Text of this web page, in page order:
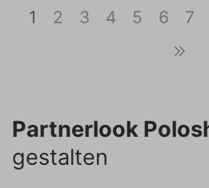
1
2 3 4 5 6 7
Partnerlook
gestalten